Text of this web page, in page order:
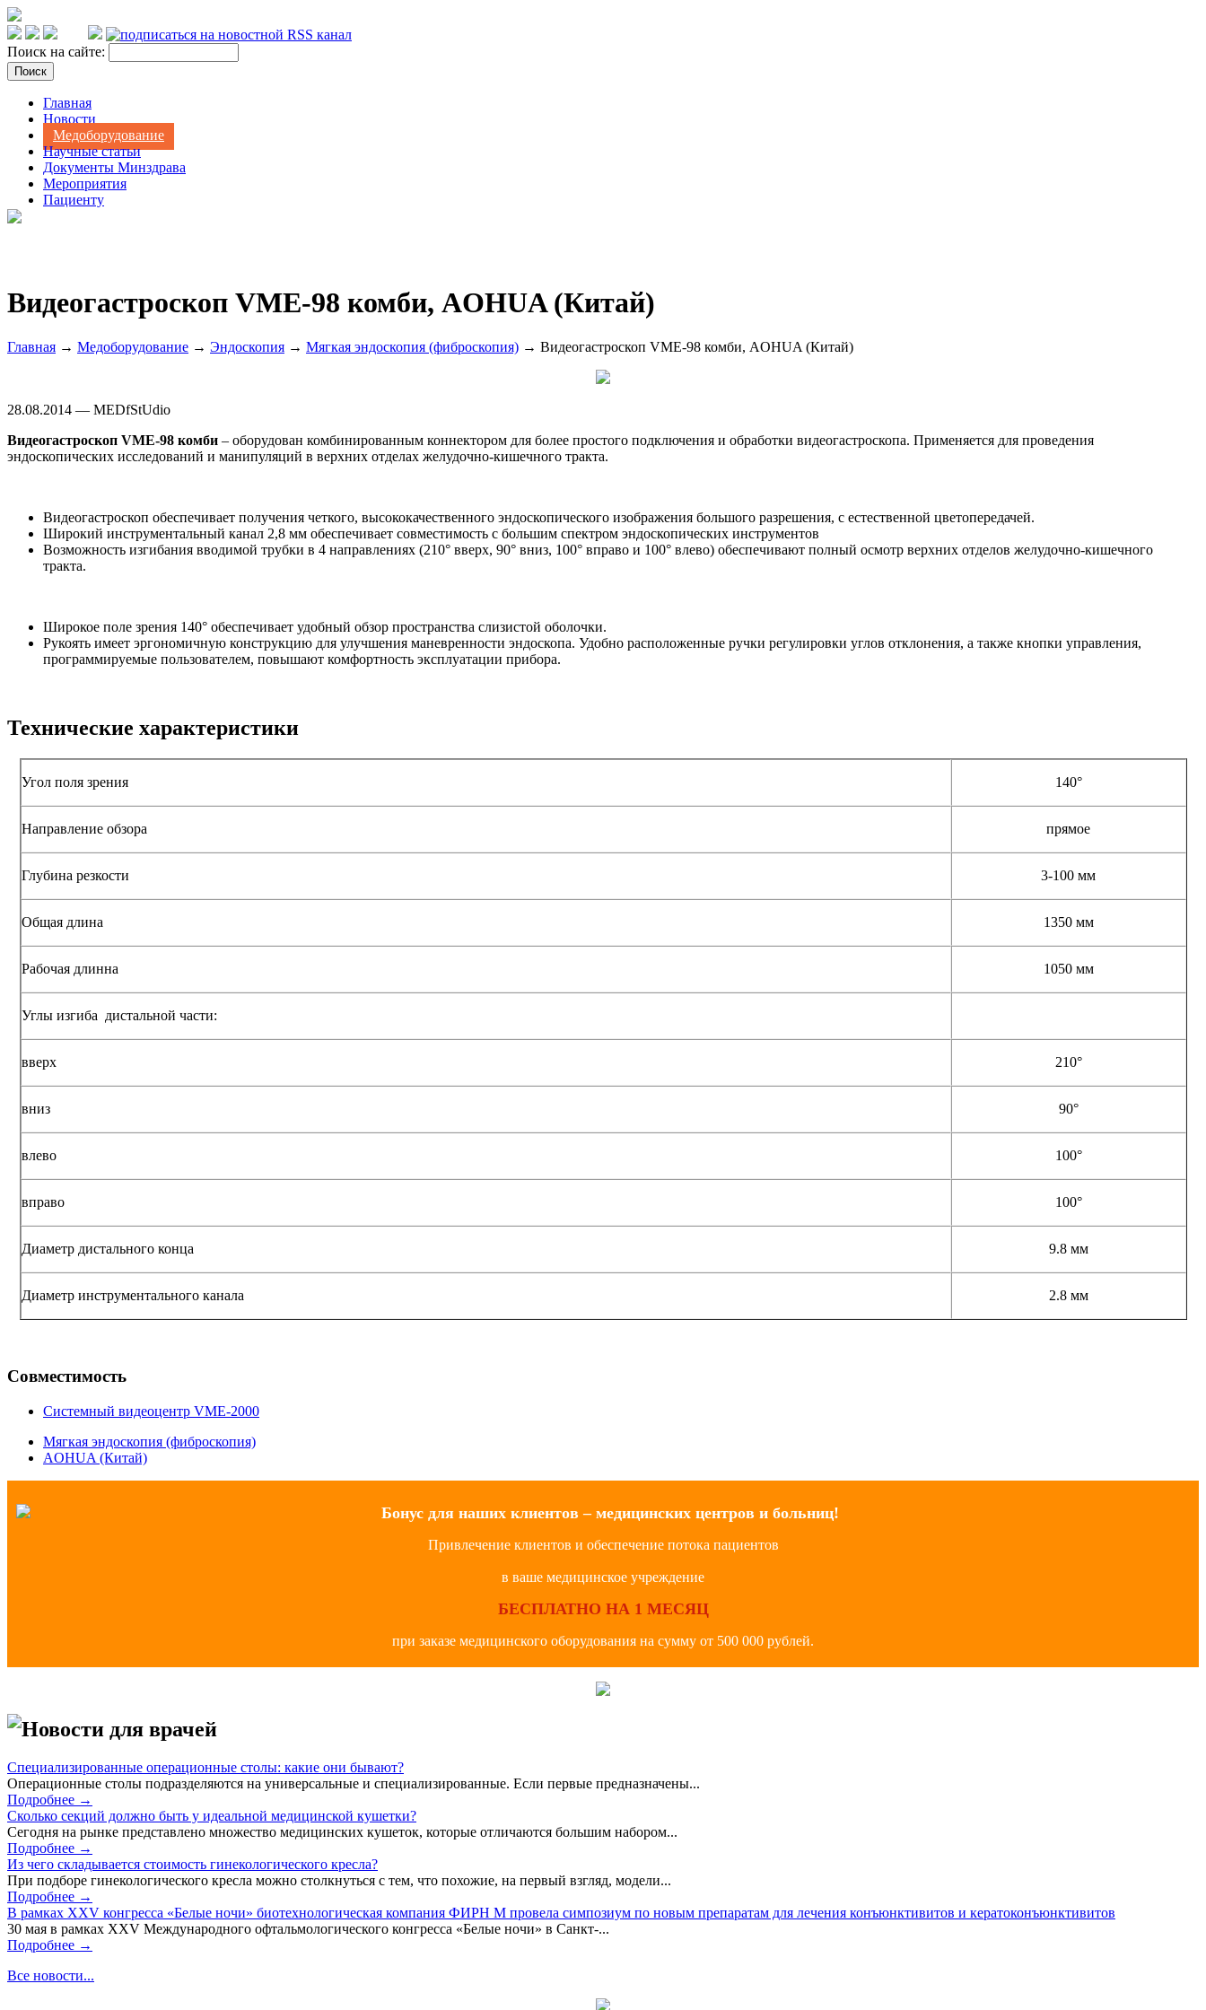
Поиск на сайте:
Главная
Новости
Медоборудование
Научные статьи
Документы Минздрава
Мероприятия
Пациенту
Видеогастроскоп VME-98 комби, AOHUA (Китай)
Главная → Медоборудование → Эндоскопия → Мягкая эндоскопия (фиброскопия) → Видеогастроскоп VME-98 комби, AOHUA (Китай)
28.08.2014 — MEDfStUdio
Видеогастроскоп VME-98 комби – оборудован комбинированным коннектором для более простого подключения и обработки видеогастроскопа. Применяется для проведения
эндоскопических исследований и манипуляций в верхних отделах желудочно-кишечного тракта.
Видеогастроскоп обеспечивает получения четкого, высококачественного эндоскопического изображения большого разрешения, с естественной цветопередачей.
Широкий инструментальный канал 2,8 мм обеспечивает совместимость с большим спектром эндоскопических инструментов
Возможность изгибания вводимой трубки в 4 направлениях (210° вверх, 90° вниз, 100° вправо и 100° влево) обеспечивают полный осмотр верхних отделов желудочно-кишечного
тракта.
Широкое поле зрения 140° обеспечивает удобный обзор пространства слизистой оболочки.
Рукоять имеет эргономичную конструкцию для улучшения маневренности эндоскопа. Удобно расположенные ручки регулировки углов отклонения, а также кнопки управления,
программируемые пользователем, повышают комфортность эксплуатации прибора.
Технические характеристики
Угол поля зрения 140°
Направление обзора прямое
Глубина резкости 3-100 мм
Общая длина 1350 мм
Рабочая длинна 1050 мм
Углы изгиба дистальной части:
вверх 210°
вниз 90°
влево 100°
вправо 100°
Диаметр дистального конца 9.8 мм
Диаметр инструментального канала 2.8 мм
Совместимость
Системный видеоцентр VME-2000
Мягкая эндоскопия (фиброскопия)
AOHUA (Китай)
Бонус для наших клиентов – медицинских центров и больниц!
Привлечение клиентов и обеспечение потока пациентов
в ваше медицинское учреждение
БЕСПЛАТНО НА 1 МЕСЯЦ
при заказе медицинского оборудования на сумму от 500 000 рублей.
Новости для врачей
Специализированные операционные столы: какие они бывают?
Операционные столы подразделяются на универсальные и специализированные. Если первые предназначены...
Подробнее →
Сколько секций должно быть у идеальной медицинской кушетки?
Сегодня на рынке представлено множество медицинских кушеток, которые отличаются большим набором...
Подробнее →
Из чего складывается стоимость гинекологического кресла?
При подборе гинекологического кресла можно столкнуться с тем, что похожие, на первый взгляд, модели...
Подробнее →
В рамках XXV конгресса «Белые ночи» биотехнологическая компания ФИРН М провела симпозиум по новым препаратам для лечения конъюнктивитов и кератоконъюнктивитов
30 мая в рамках XXV Международного офтальмологического конгресса «Белые ночи» в Санкт-...
Подробнее →
Все новости...